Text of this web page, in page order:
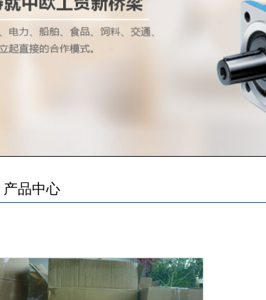
产品中心